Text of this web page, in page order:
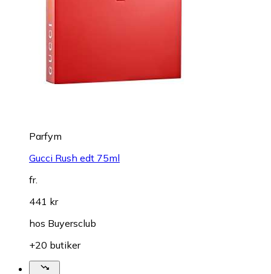
Parfym
Gucci Rush edt 75ml
fr.
441 kr
hos Buyersclub
+20 butiker